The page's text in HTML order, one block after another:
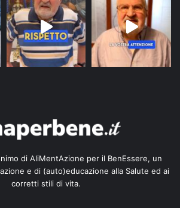
di AliMentAzione per il BenEssere, un
e di (auto)educazione alla Salute ed ai
corretti stili di vita.